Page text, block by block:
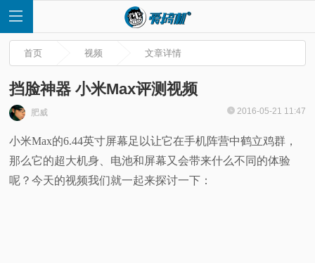
页
首页 视频 文章详情
挡脸神器 小米Max评测视频
肥威 2016-05-21 11:47
小米Max的6.44英寸屏幕足以让它在手机阵营中鹤立鸡群，
那么它的超大机身、电池和屏幕又会带来什么不同的体验
呢？今天的视频我们就一起来探讨一下：